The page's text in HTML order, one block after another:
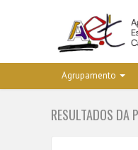
Agrupamento
RESULTADOS DA